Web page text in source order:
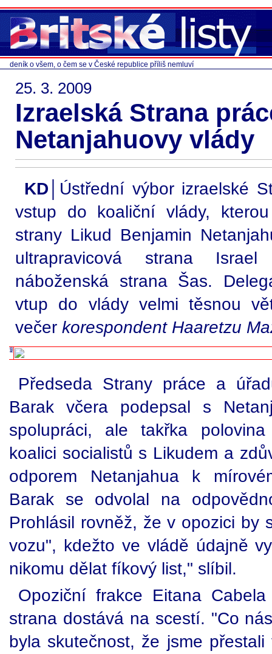
deník o všem, o čem se v České republice příliš nemluví
25. 3. 2009
Izraelská Strana
Netanjahuovy vlády
KD│ Ústřední výbor izraelské
vstup do koaliční vlády,
strany Likud Benjamin
ultrapravicová strana
náboženská strana Šas.
vtup do vlády velmi těsnou
večer korespondent Haaretzu
Předseda Strany práce a
Barak včera podepsal s
spolupráci, ale takřka
koalici socialistů s Likudem a
odporem Netanjahua k
Barak se odvolal na
Prohlásil rovněž, že v opozici by
vozu", kdežto ve vládě údajně
nikomu dělat fíkový list," slíbil.
Opoziční frakce Eitana
strana dostává na scestí. "Co
byla skutečnost, že jsme